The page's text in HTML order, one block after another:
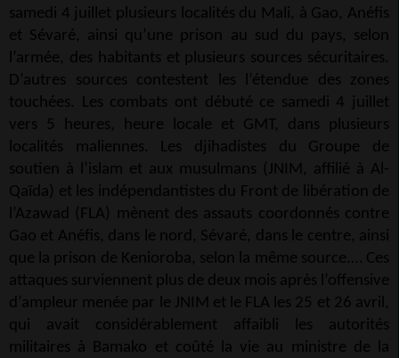
samedi 4 juillet plusieurs localités du Mali, à Gao, Anéfis
et Sévaré, ainsi qu’une prison au sud du pays, selon
l’armée, des habitants et plusieurs sources sécuritaires.
D’autres sources contestent les l’étendue des zones
touchées. Les combats ont débuté ce samedi 4 juillet
vers 5 heures, heure locale et GMT, dans plusieurs
localités maliennes. Les djihadistes du Groupe de
soutien à l’islam et aux musulmans (JNIM, affilié à Al-
Qaïda) et les indépendantistes du Front de libération de
l’Azawad (FLA) mènent des assauts coordonnés contre
Gao et Anéfis, dans le nord, Sévaré, dans le centre, ainsi
que la prison de Kenioroba, selon la même source.… Ces
attaques surviennent plus de deux mois après l’offensive
d’ampleur menée par le JNIM et le FLA les 25 et 26 avril,
qui avait considérablement affaibli les autorités
militaires à Bamako et coûté la vie au ministre de la